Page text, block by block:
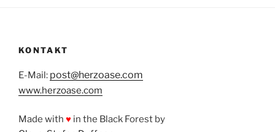
KONTAKT
E-Mail: post@herzoase.com
www.herzoase.com
Made with ♥ in the Black Forest by